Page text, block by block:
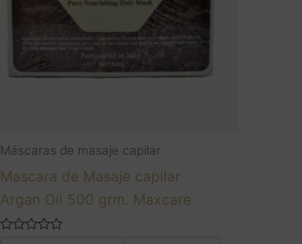
Máscaras de masaje capilar
Mascara de Masaje capilar
Argan Oil 500 grm. Maxcare